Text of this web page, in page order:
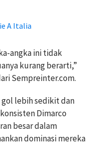
A Italia
angka ini tidak
kurang berarti,”
Sempreinter.com.
lebih sedikit dan
Dimarco
besar dalam
dominasi mereka